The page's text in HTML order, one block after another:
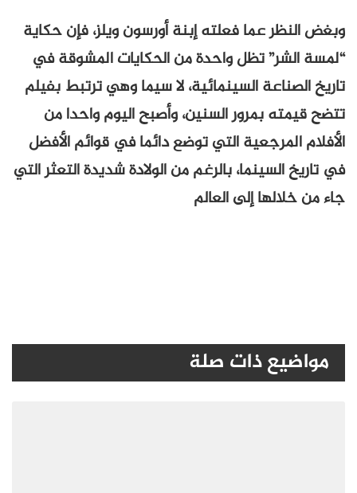
وبغض النظر عما فعلته إبنة أورسون ويلز، فإن حكاية
“لمسة الشر” تظل واحدة من الحكايات المشوقة في
تاريخ الصناعة السينمائية، لا سيما وهي ترتبط بفيلم
تتضح قيمته بمرور السنين، وأصبح اليوم واحدا من
الأفلام المرجعية التي توضع دائما في قوائم الأفضل
في تاريخ السينما، بالرغم من الولادة شديدة التعثر التي
جاء من خلالها إلى العالم
مواضيع ذات صلة